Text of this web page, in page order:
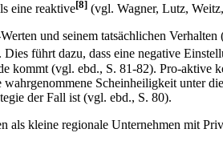
eine reaktive[8] (vgl. Wagner, Lutz,
und seinem tatsächlichen
führt dazu, dass eine negative
kommt (vgl. ebd., S. 81-82). Pro-aktive
Scheinheiligkeit unter
der Fall ist (vgl. ebd., S. 80).
kleine regionale Unternehmen mit